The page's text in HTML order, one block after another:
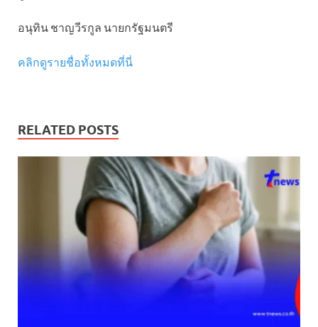
อนุทิน ชาญวีรกูล นายกรัฐมนตรี
คลิกดูรายชื่อทั้งหมดที่นี่
RELATED POSTS